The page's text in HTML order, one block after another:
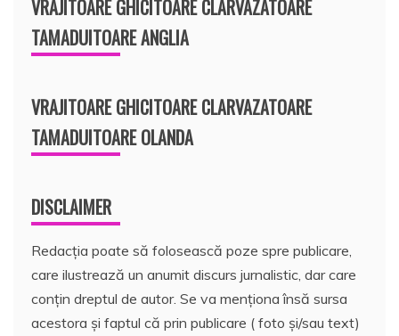
VRAJITOARE GHICITOARE CLARVAZATOARE
TAMADUITOARE ANGLIA
VRAJITOARE GHICITOARE CLARVAZATOARE
TAMADUITOARE OLANDA
DISCLAIMER
Redacția poate să folosească poze spre publicare,
care ilustrează un anumit discurs jurnalistic, dar care
conțin dreptul de autor. Se va menționa însă sursa
acestora și faptul că prin publicare ( foto și/sau text)